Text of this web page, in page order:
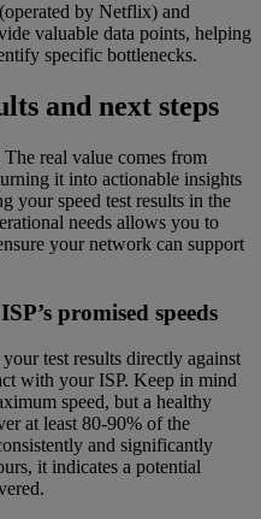
by Netflix) and
valuable data points, helping
specific bottlenecks.
and next steps
real value comes from
it into actionable insights
your speed test results in the
needs allows you to
your network can support
promised speeds
test results directly against
with your ISP. Keep in mind
speed, but a healthy
at least 80-90% of the
and significantly
it indicates a potential